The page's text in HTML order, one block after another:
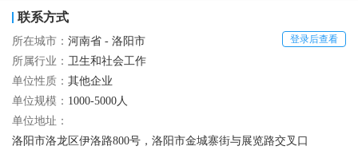
联系方式
登录后查看
所在城市： 河南省 - 洛阳市
所属行业： 卫生和社会工作
单位性质： 其他企业
单位规模： 1000-5000人
单位地址：
洛阳市洛龙区伊洛路800号，洛阳市金城寨街与展览路交叉口